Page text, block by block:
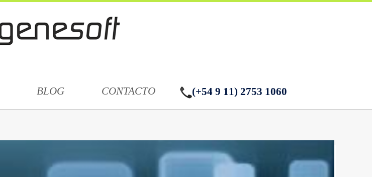
BLOG CONTACTO (+54 9 11) 2753 1060